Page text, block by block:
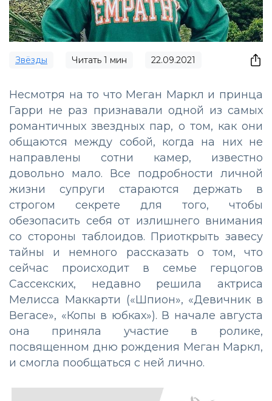
Звёзды Читать 1 мин 22.09.2021
Несмотря на то что Меган Маркл и принца
Гарри не раз признавали одной из самых
романтичных звездных пар, о том, как они
общаются между собой, когда на них не
направлены сотни камер, известно
довольно мало. Все подробности личной
жизни супруги стараются держать в
строгом секрете для того, чтобы
обезопасить себя от излишнего внимания
со стороны таблоидов. Приоткрыть завесу
тайны и немного рассказать о том, что
сейчас происходит в семье герцогов
Сассекских, недавно решила актриса
Мелисса Маккарти («Шпион», «Девичник в
Вегасе», «Копы в юбках»). В начале августа
она приняла участие в ролике,
посвященном дню рождения Меган Маркл,
и смогла пообщаться с ней лично.